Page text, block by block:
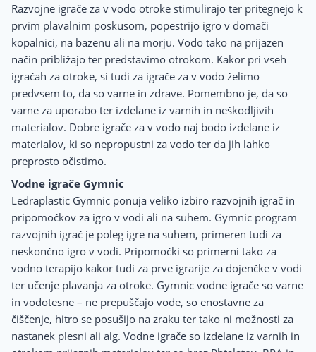
Razvojne igrače za v vodo otroke stimulirajo ter pritegnejo k
prvim plavalnim poskusom, popestrijo igro v domači
kopalnici, na bazenu ali na morju. Vodo tako na prijazen
način približajo ter predstavimo otrokom. Kakor pri vseh
igračah za otroke, si tudi za igrače za v vodo želimo
predvsem to, da so varne in zdrave. Pomembno je, da so
varne za uporabo ter izdelane iz varnih in neškodljivih
materialov. Dobre igrače za v vodo naj bodo izdelane iz
materialov, ki so nepropustni za vodo ter da jih lahko
preprosto očistimo.
Vodne igrače Gymnic
Ledraplastic Gymnic ponuja veliko izbiro razvojnih igrač in
pripomočkov za igro v vodi ali na suhem. Gymnic program
razvojnih igrač je poleg igre na suhem, primeren tudi za
neskončno igro v vodi. Pripomočki so primerni tako za
vodno terapijo kakor tudi za prve igrarije za dojenčke v vodi
ter učenje plavanja za otroke. Gymnic vodne igrače so varne
in vodotesne – ne prepuščajo vode, so enostavne za
čiščenje, hitro se posušijo na zraku ter tako ni možnosti za
nastanek plesni ali alg. Vodne igrače so izdelane iz varnih in